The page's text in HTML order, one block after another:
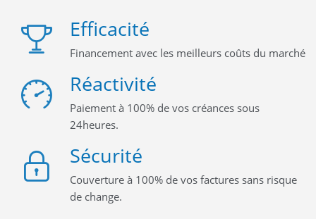
Efficacité
Financement avec les meilleurs coûts du marché
Réactivité
Paiement à 100% de vos créances sous
24heures.
Sécurité
Couverture à 100% de vos factures sans risque
de change.